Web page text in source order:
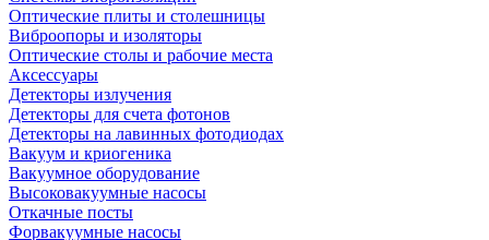
Оптические плиты и столешницы
Виброопоры и изоляторы
Оптические столы и рабочие места
Аксессуары
Детекторы излучения
Детекторы для счета фотонов
Детекторы на лавинных фотодиодах
Вакуум и криогеника
Вакуумное оборудование
Высоковакуумные насосы
Откачные посты
Форвакуумные насосы